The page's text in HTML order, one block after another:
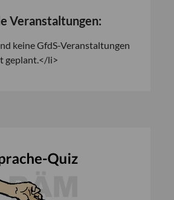
Veranstaltungen:
keine GfdS-Veranstaltungen
geplant.</li>